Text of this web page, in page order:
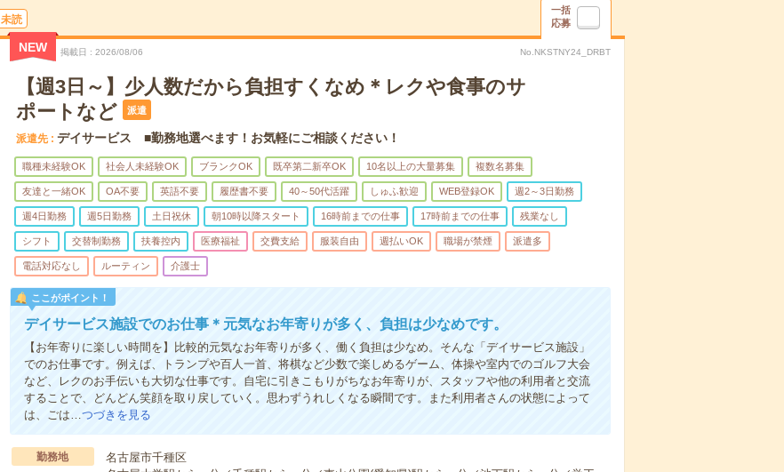
未読
一括
応募
NEW 掲載日 2026/08/06 No.NKSTNY24_DRBT
【週3日～】少人数だから負担すくなめ＊レクや食事のサ
ポートなど
派遣
派遣先 デイサービス ■勤務地選べます！お気軽にご相談ください！
職種未経験OK 社会人未経験OK ブランクOK 既卒第二新卒OK 10名以上の大量募集 複数名募集
友達と一緒OK OA不要 英語不要 履歴書不要 40～50代活躍 しゅふ歓迎 WEB登録OK 週2～3日勤務
週4日勤務 週5日勤務 土日祝休 朝10時以降スタート 16時前までの仕事 17時前までの仕事 残業なし
シフト 交替制勤務 扶養控内 医療福祉 交費支給 服装自由 週払いOK 職場が禁煙 派遣多
電話対応なし ルーティン 介護士
ここがポイント！
デイサービス施設でのお仕事＊元気なお年寄りが多く、負担は少なめです。
【お年寄りに楽しい時間を】比較的元気なお年寄りが多く、働く負担は少なめ。そんな「デイサービス施設」
でのお仕事です。例えば、トランプや百人一首、将棋など少数で楽しめるゲーム、体操や室内でのゴルフ大会
など、レクのお手伝いも大切な仕事です。自宅に引きこもりがちなお年寄りが、スタッフや他の利用者と交流
することで、どんどん笑顔を取り戻していく。思わずうれしくなる瞬間です。また利用者さんの状態によって
は、ごは…つづきを見る
勤務地
名古屋市千種区